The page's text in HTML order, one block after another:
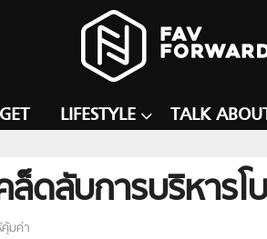
LIFESTYLE TALK
ดลับการบริหารโ
มค่า